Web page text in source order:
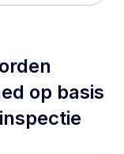
op basis